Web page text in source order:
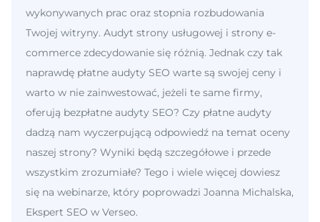
wykonywanych prac oraz stopnia rozbudowania
Twojej witryny. Audyt strony usługowej i strony e-
commerce zdecydowanie się różnią. Jednak czy tak
naprawdę płatne audyty SEO warte są swojej ceny i
warto w nie zainwestować, jeżeli te same firmy,
oferują bezpłatne audyty SEO? Czy płatne audyty
dadzą nam wyczerpującą odpowiedź na temat oceny
naszej strony? Wyniki będą szczegółowe i przede
wszystkim zrozumiałe? Tego i wiele więcej dowiesz
się na webinarze, który poprowadzi Joanna Michalska,
Ekspert SEO w Verseo.